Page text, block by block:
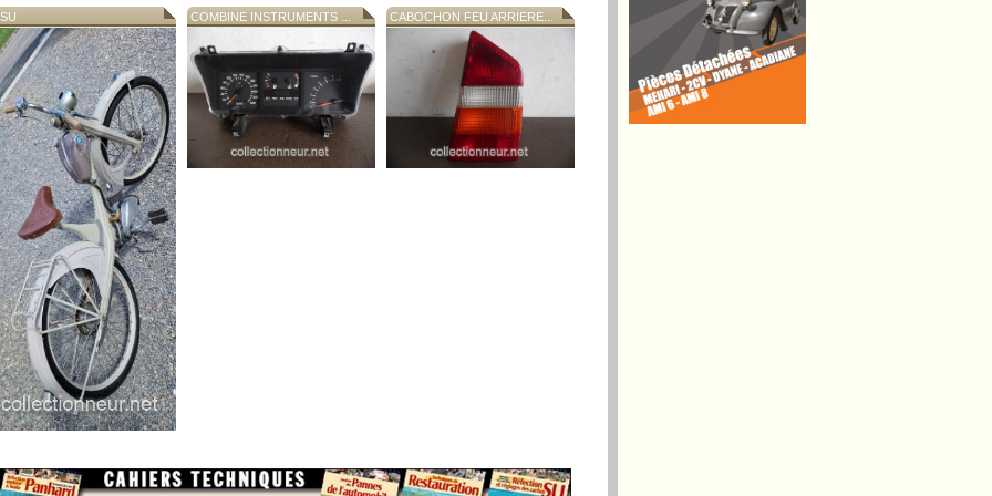
COMBINE INSTRUMENTS ... CABOCHON FEU ARRIERE...